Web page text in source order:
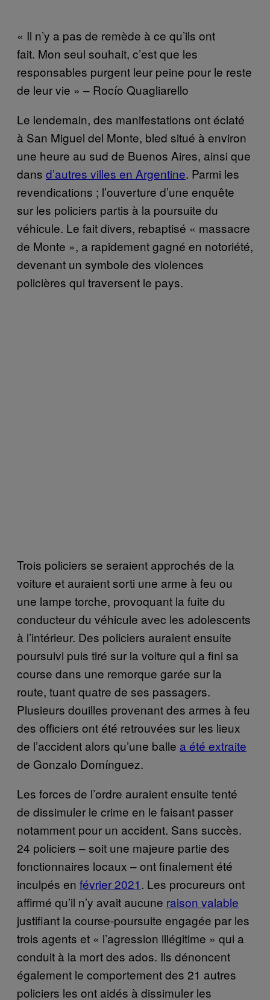
« Il n’y a pas de remède à ce qu’ils ont
fait. Mon seul souhait, c’est que les
responsables purgent leur peine pour le reste
de leur vie » – Rocío Quagliarello
Le lendemain, des manifestations ont éclaté
à San Miguel del Monte, bled situé à environ
une heure au sud de Buenos Aires, ainsi que
dans d’autres villes en Argentine. Parmi les
revendications ; l’ouverture d’une enquête
sur les policiers partis à la poursuite du
véhicule. Le fait divers, rebaptisé « massacre
de Monte », a rapidement gagné en notoriété,
devenant un symbole des violences
policières qui traversent le pays.
Trois policiers se seraient approchés de la
voiture et auraient sorti une arme à feu ou
une lampe torche, provoquant la fuite du
conducteur du véhicule avec les adolescents
à l’intérieur. Des policiers auraient ensuite
poursuivi puis tiré sur la voiture qui a fini sa
course dans une remorque garée sur la
route, tuant quatre de ses passagers.
Plusieurs douilles provenant des armes à feu
des officiers ont été retrouvées sur les lieux
de l’accident alors qu’une balle a été extraite
de Gonzalo Domínguez.
Les forces de l’ordre auraient ensuite tenté
de dissimuler le crime en le faisant passer
notamment pour un accident. Sans succès.
24 policiers – soit une majeure partie des
fonctionnaires locaux – ont finalement été
inculpés en février 2021. Les procureurs ont
affirmé qu’il n’y avait aucune raison valable
justifiant la course-poursuite engagée par les
trois agents et « l’agression illégitime » qui a
conduit à la mort des ados. Ils dénoncent
également le comportement des 21 autres
policiers les ont aidés à dissimuler les